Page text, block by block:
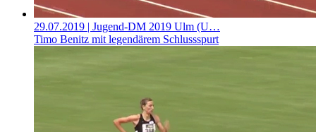
29.07.2019 | Jugend-DM 2019 Ulm (U…
Timo Benitz mit legendärem Schlussspurt